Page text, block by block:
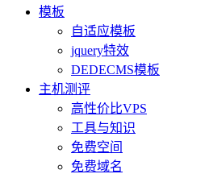
模板
自适应模板
jquery特效
DEDECMS模板
主机测评
高性价比VPS
工具与知识
免费空间
免费域名